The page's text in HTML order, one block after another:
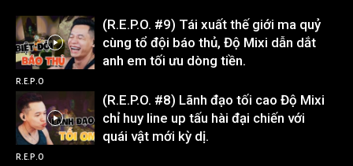
R.E.P.O
(R.E.P.O. #9) Tái xuất thế giới ma quỷ
cùng tổ đội báo thủ, Độ Mixi dẫn dắt
anh em tối ưu dòng tiền.
R.E.P.O
(R.E.P.O. #8) Lãnh đạo tối cao Độ Mixi
chỉ huy line up tấu hài đại chiến với
quái vật mới kỳ dị.